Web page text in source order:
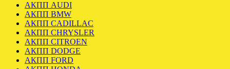
АКПП AUDI
АКПП BMW
АКПП CADILLAC
АКПП CHRYSLER
АКПП CITROEN
АКПП DODGE
АКПП FORD